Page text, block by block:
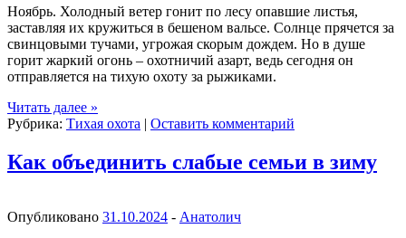
Ноябрь. Холодный ветер гонит по лесу опавшие листья,
заставляя их кружиться в бешеном вальсе. Солнце прячется за
свинцовыми тучами, угрожая скорым дождем. Но в душе
горит жаркий огонь – охотничий азарт, ведь сегодня он
отправляется на тихую охоту за рыжиками.
Читать далее »
Рубрика: Тихая охота | Оставить комментарий
Как объединить слабые семьи в зиму
Опубликовано 31.10.2024 - Анатолич